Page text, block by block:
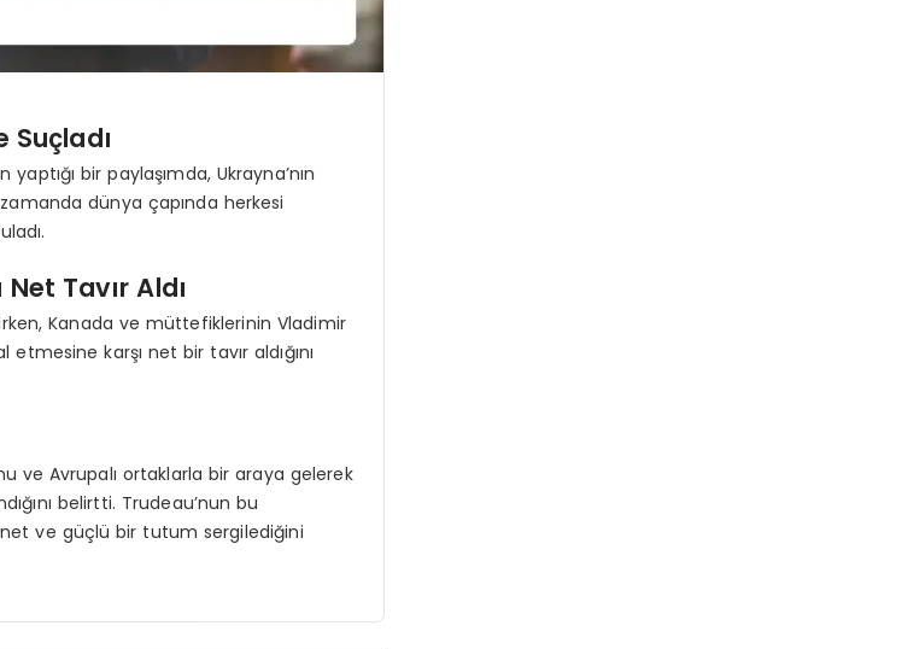
Suçladı
bir paylaşımda, Ukrayna’nın
dünya çapında herkesi
Tavır Aldı
Kanada ve müttefiklerinin Vladimir
etmesine karşı net bir tavır aldığını
ve Avrupalı ortaklarla bir araya gelerek
belirtti. Trudeau’nun bu
net ve güçlü bir tutum sergilediğini